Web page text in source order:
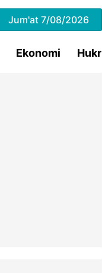
Jum'at 7/08/2026
Ekonomi